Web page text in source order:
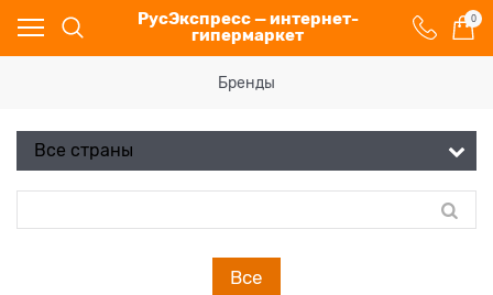
РусЭкспресс — интернет-
гипермаркет
0
Бренды
Все